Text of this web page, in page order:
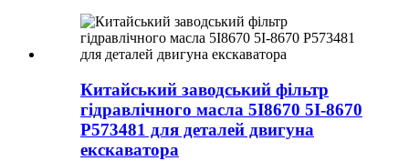
Китайський заводський фільтр
гідравлічного масла 5I8670 5I-8670
P573481 для деталей двигуна
екскаватора